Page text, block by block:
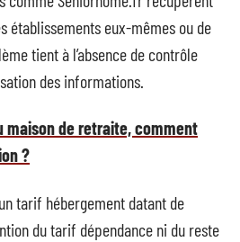
établissements eux-mêmes ou de
tient à l’absence de contrôle
des informations.
maison de retraite, comment
?
tarif hébergement datant de
du tarif dépendance ni du reste